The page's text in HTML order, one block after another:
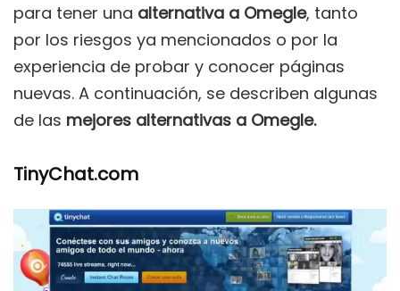
para tener una alternativa a Omegle, tanto
por los riesgos ya mencionados o por la
experiencia de probar y conocer páginas
nuevas. A continuación, se describen algunas
de las mejores alternativas a Omegle.
TinyChat.com